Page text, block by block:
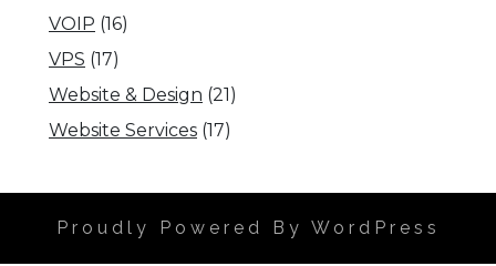
VOIP (16)
VPS (17)
Website & Design (21)
Website Services (17)
Proudly Powered By WordPress